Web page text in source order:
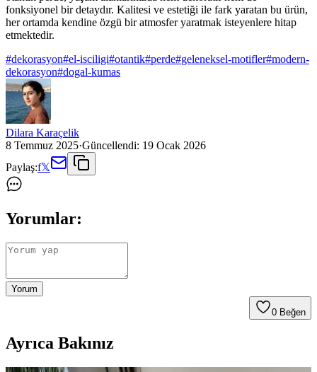
fonksiyonel bir detaydır. Kalitesi ve estetiği ile fark yaratan bu ürün,
her ortamda kendine özgü bir atmosfer yaratmak isteyenlere hitap
etmektedir.
#dekorasyon#el-isciligi#otantik#perde#geleneksel-motifler#modern-
dekorasyon#dogal-kumas
Dilara Karaçelik
8 Temmuz 2025·Güncellendi: 19 Ocak 2026
Paylaş:f𝕏
Yorumlar:
Yorum
0 Beğen
Ayrıca Bakınız